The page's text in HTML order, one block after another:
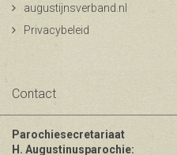
augustijnsverband.nl
Privacybeleid
Contact
Parochiesecretariaat
H. Augustinusparochie: